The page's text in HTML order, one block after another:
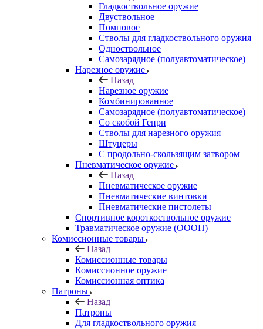
Гладкоствольное оружие
Двуствольное
Помповое
Стволы для гладкоствольного оружия
Одноствольное
Самозарядное (полуавтоматическое)
Нарезное оружие
Назад
Нарезное оружие
Комбинированное
Самозарядное (полуавтоматическое)
Со скобой Генри
Стволы для нарезного оружия
Штуцеры
С продольно-скользящим затвором
Пневматическое оружие
Назад
Пневматическое оружие
Пневматические винтовки
Пневматические пистолеты
Спортивное короткоствольное оружие
Травматическое оружие (ОООП)
Комиссионные товары
Назад
Комиссионные товары
Комиссионное оружие
Комиссионная оптика
Патроны
Назад
Патроны
Для гладкоствольного оружия